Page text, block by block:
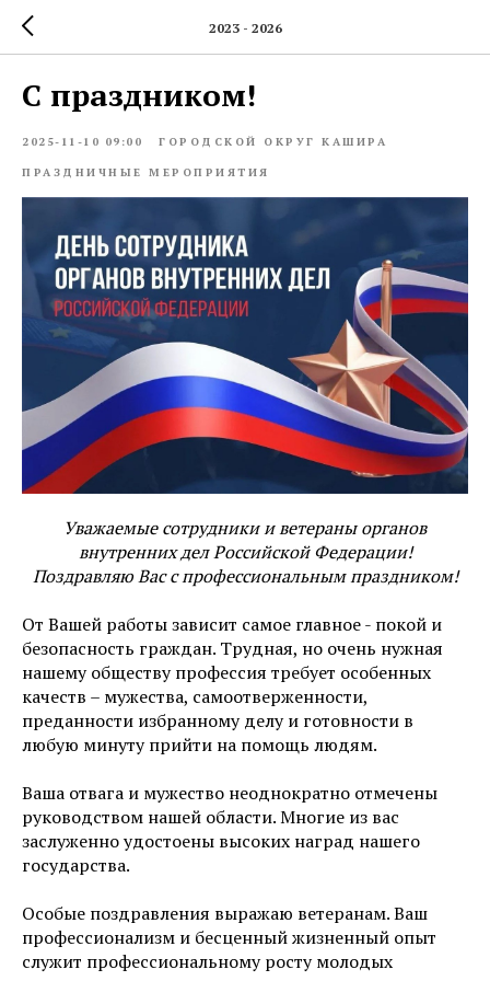
2023 - 2026
С праздником!
2025-11-10 09:00 ГОРОДСКОЙ ОКРУГ КАШИРА
ПРАЗДНИЧНЫЕ МЕРОПРИЯТИЯ
Уважаемые сотрудники и ветераны органов
внутренних дел Российской Федерации!
Поздравляю Вас с профессиональным праздником!
От Вашей работы зависит самое главное - покой и
безопасность граждан. Трудная, но очень нужная
нашему обществу профессия требует особенных
качеств – мужества, самоотверженности,
преданности избранному делу и готовности в
любую минуту прийти на помощь людям.
Ваша отвага и мужество неоднократно отмечены
руководством нашей области. Многие из вас
заслуженно удостоены высоких наград нашего
государства.
Особые поздравления выражаю ветеранам. Ваш
профессионализм и бесценный жизненный опыт
служит профессиональному росту молодых